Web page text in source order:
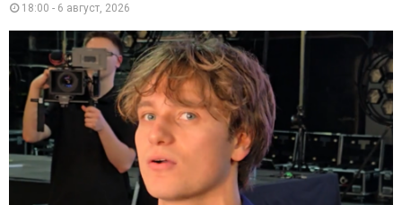
18:00 - 6 август, 2026